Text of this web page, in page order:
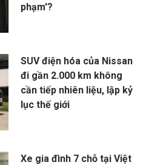
phạm'?
SUV điện hóa của Nissan
đi gần 2.000 km không
cần tiếp nhiên liệu, lập kỷ
lục thế giới
Xe gia đình 7 chỗ tại Việt